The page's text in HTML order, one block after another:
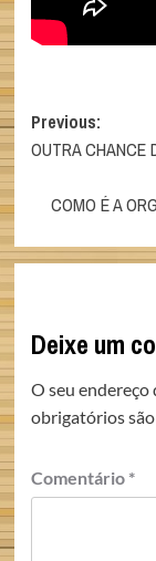
Post
Previous:
OUTRA CHANCE
COMO É A
Deixe um
O seu endereço
obrigatórios
Comentário *